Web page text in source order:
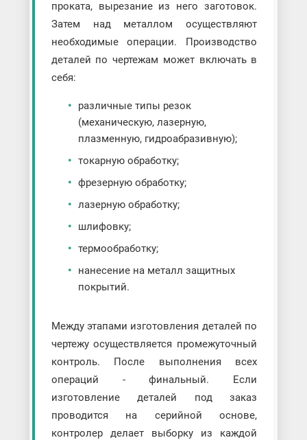
проката, вырезание из него заготовок.
Затем над металлом осуществляют
необходимые операции. Производство
деталей по чертежам может включать в
себя:
различные типы резок
(механическую, лазерную,
плазменную, гидроабразивную);
токарную обработку;
фрезерную обработку;
лазерную обработку;
шлифовку;
термообработку;
нанесение на металл защитных
покрытий.
Между этапами изготовления деталей по
чертежу осуществляется промежуточный
контроль. После выполнения всех
операций - финальный. Если
изготовление деталей под заказ
проводится на серийной основе,
контролер делает выборку из каждой